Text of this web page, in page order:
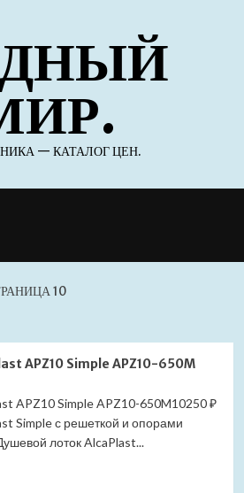
— КАТАЛОГ ЦЕН.
10
APZ10 Simple APZ10-650M
APZ10 Simple APZ10-650M10250 ₽
Simple с решеткой и опорами
лоток AlcaPlast...